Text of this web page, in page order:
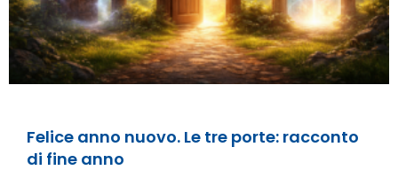
Felice anno nuovo. Le tre porte: racconto
di fine anno